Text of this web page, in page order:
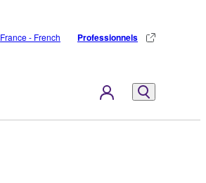
France - French Professionnels